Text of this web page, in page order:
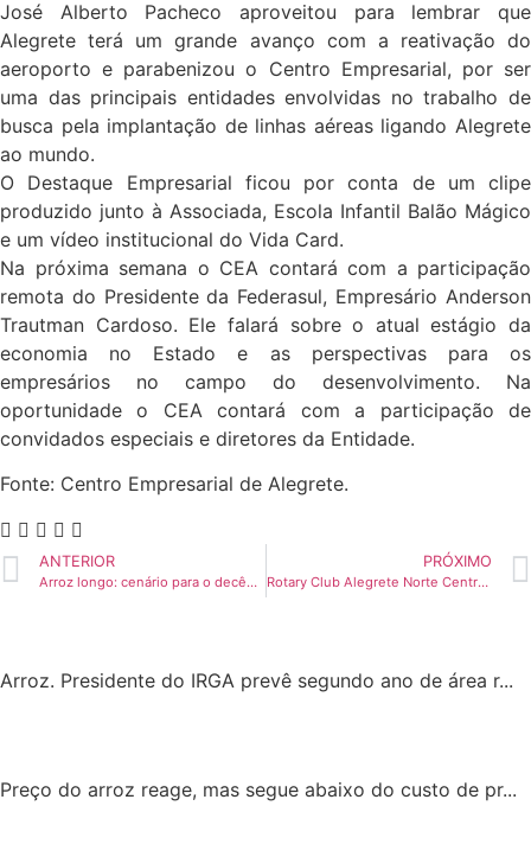
José Alberto Pacheco aproveitou para lembrar que
Alegrete terá um grande avanço com a reativação do
aeroporto e parabenizou o Centro Empresarial, por ser
uma das principais entidades envolvidas no trabalho de
busca pela implantação de linhas aéreas ligando Alegrete
ao mundo.
O Destaque Empresarial ficou por conta de um clipe
produzido junto à Associada, Escola Infantil Balão Mágico
e um vídeo institucional do Vida Card.
Na próxima semana o CEA contará com a participação
remota do Presidente da Federasul, Empresário Anderson
Trautman Cardoso. Ele falará sobre o atual estágio da
economia no Estado e as perspectivas para os
empresários no campo do desenvolvimento. Na
oportunidade o CEA contará com a participação de
convidados especiais e diretores da Entidade.
Fonte: Centro Empresarial de Alegrete.
ANTERIOR
Arroz longo: cenário para o decênio 2021 a 2030
PRÓXIMO
Rotary Club Alegrete Norte Centro realiza 3º sorteio da Campanha do Agasalho e do Alimento
Arroz. Presidente do IRGA prevê segundo ano de área r...
Preço do arroz reage, mas segue abaixo do custo de pr...